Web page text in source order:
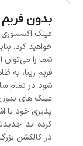
بدون فریم
عینک
خواهید کرد.
شما را
فریم زیبا،
شود در تمام
عینک های بدون
پذیری خود با
کرده اند.
در کالکشن